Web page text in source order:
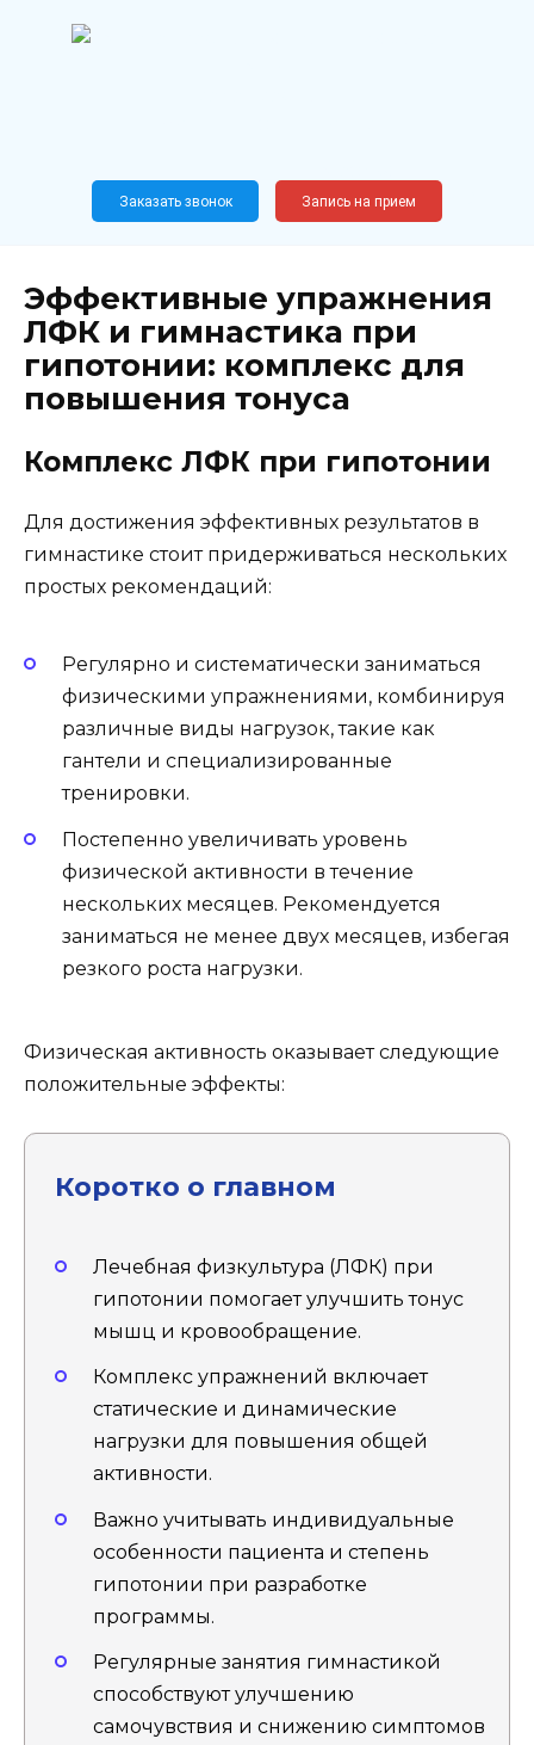
Новослободская, 62, к12
Заказать звонок Запись на прием
Эффективные упражнения
ЛФК и гимнастика при
гипотонии: комплекс для
повышения тонуса
Комплекс ЛФК при гипотонии
Для достижения эффективных результатов в
гимнастике стоит придерживаться нескольких
простых рекомендаций:
Регулярно и систематически заниматься
физическими упражнениями, комбинируя
различные виды нагрузок, такие как
гантели и специализированные
тренировки.
Постепенно увеличивать уровень
физической активности в течение
нескольких месяцев. Рекомендуется
заниматься не менее двух месяцев, избегая
резкого роста нагрузки.
Физическая активность оказывает следующие
положительные эффекты:
Коротко о главном
Лечебная физкультура (ЛФК) при
гипотонии помогает улучшить тонус
мышц и кровообращение.
Комплекс упражнений включает
статические и динамические
нагрузки для повышения общей
активности.
Важно учитывать индивидуальные
особенности пациента и степень
гипотонии при разработке
программы.
Регулярные занятия гимнастикой
способствуют улучшению
самочувствия и снижению симптомов